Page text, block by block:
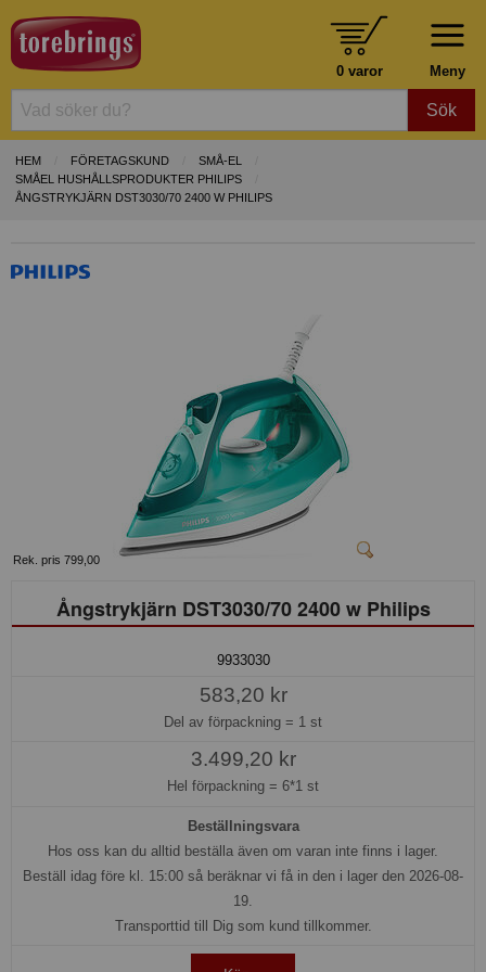
Meny
0 varor
Sök
HEM FÖRETAGSKUND
SMÅ-EL
SMÅEL HUSHÅLLSPRODUKTER PHILIPS
ÅNGSTRYKJÄRN DST3030/70 2400 W PHILIPS
Rek. pris 799,00
Ångstrykjärn DST3030/70 2400 w Philips
9933030
583,20 kr
Del av förpackning = 1 st
3.499,20 kr
Hel förpackning = 6*1 st
Beställningsvara
Hos oss kan du alltid beställa även om varan inte finns i lager.
Beställ idag före kl. 15:00 så beräknar vi få in den i lager den 2026-08-
19.
Transporttid till Dig som kund tillkommer.